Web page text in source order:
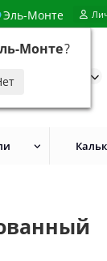
Эль-Монте
Монте?